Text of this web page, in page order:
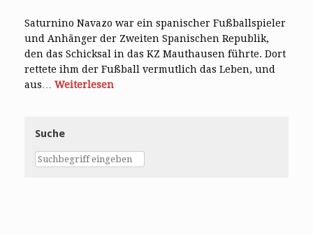
Saturnino Navazo war ein spanischer Fußballspieler
und Anhänger der Zweiten Spanischen Republik,
den das Schicksal in das KZ Mauthausen führte. Dort
rettete ihm der Fußball vermutlich das Leben, und
aus… Weiterlesen
Suche